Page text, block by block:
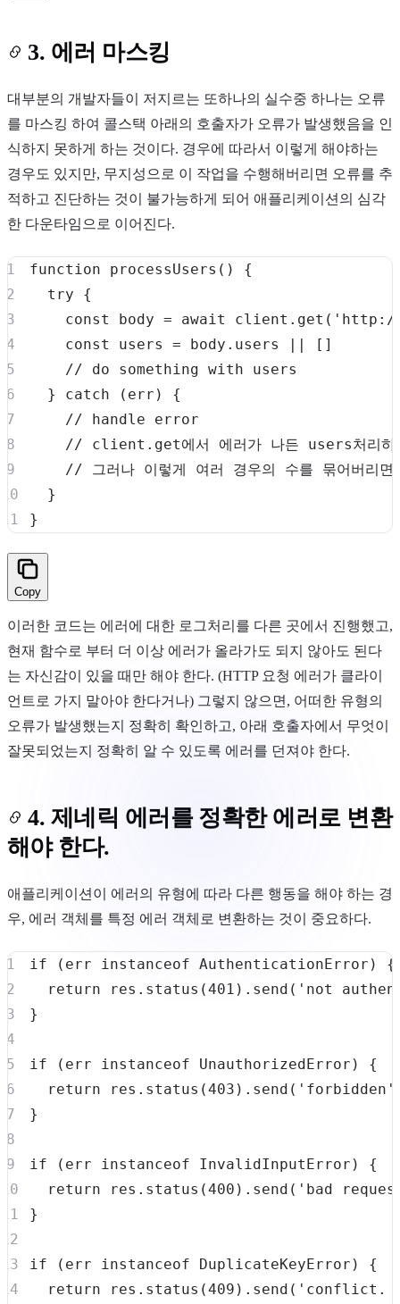
3. 에러 마스킹
대부분의 개발자들이 저지르는 또하나의 실수중 하나는 오류
를 마스킹 하여 콜스택 아래의 호출자가 오류가 발생했음을 인
식하지 못하게 하는 것이다. 경우에 따라서 이렇게 해야하는
경우도 있지만, 무지성으로 이 작업을 수행해버리면 오류를 추
적하고 진단하는 것이 불가능하게 되어 애플리케이션의 심각
한 다운타임으로 이어진다.
function processUsers ( )
{
try
{
const
body = await client . get ( 'http://
const
users = body . users || [ ]
// do something with users
}
catch ( err )
{
// handle error
// client.get에서 에러가 나든 users처리하
// 그러나 이렇게 여러 경우의 수를 묶어버리
}
}
Copy
이러한 코드는 에러에 대한 로그처리를 다른 곳에서 진행했고,
현재 함수로 부터 더 이상 에러가 올라가도 되지 않아도 된다
는 자신감이 있을 때만 해야 한다. (HTTP 요청 에러가 클라이
언트로 가지 말아야 한다거나) 그렇지 않으면, 어떠한 유형의
오류가 발생했는지 정확히 확인하고, 아래 호출자에서 무엇이
잘못되었는지 정확히 알 수 있도록 에러를 던져야 한다.
4. 제네릭 에러를 정확한 에러로 변환
해야 한다.
애플리케이션이 에러의 유형에 따라 다른 행동을 해야 하는 경
우, 에러 객체를 특정 에러 객체로 변환하는 것이 중요하다.
if ( err instanceof AuthenticationError )
{
return res . status (401 ) . send ( 'not
}
if ( err instanceof UnauthorizedError )
{
return res . status (403 ) . send ( 'forbidden'
}
if ( err instanceof InvalidInputError )
{
return res . status (400 ) . send ( 'bad
}
if ( err instanceof DuplicateKeyError )
{
return res . status (409 ) . send ( 'conflict.